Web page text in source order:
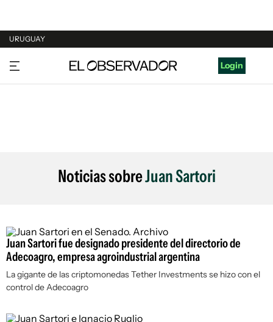
URUGUAY
URUGUAY
ARGENTINA
Login
Noticias sobreJuan Sartori
Juan Sartori fue designado presidente del directorio de
Adecoagro, empresa agroindustrial argentina
La gigante de las criptomonedas Tether Investments se hizo con el
control de Adecoagro